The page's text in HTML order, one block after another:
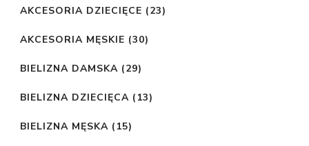
AKCESORIA DZIECIĘCE (23)
AKCESORIA MĘSKIE (30)
BIELIZNA DAMSKA (29)
BIELIZNA DZIECIĘCA (13)
BIELIZNA MĘSKA (15)